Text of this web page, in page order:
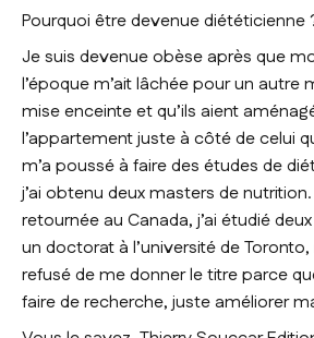
Pourquoi être devenue diététicienne
Je suis devenue obèse après que
l’époque m’ait lâchée pour un autre
mise enceinte et qu’ils aient
l’appartement juste à côté de celui
m’a poussé à faire des études de
j’ai obtenu deux masters de
retournée au Canada, j’ai étudié
un doctorat à l’université de Toronto,
refusé de me donner le titre parce
faire de recherche, juste améliorer